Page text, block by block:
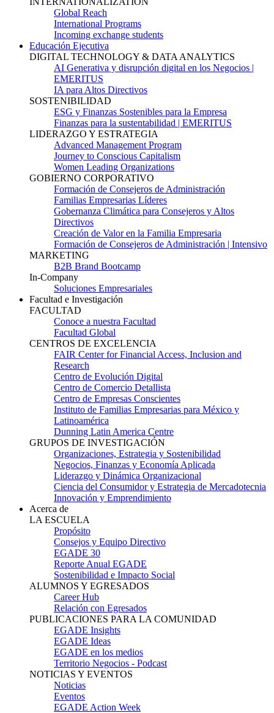
Global Reach
International Programs
Incoming exchange students
Educación Ejecutiva
DIGITAL TECHNOLOGY & DATA ANALYTICS
AI Generativa y disrupción digital en los Negocios |
EMERITUS
IA para Altos Directivos
SOSTENIBILIDAD
ESG y Finanzas Sostenibles para la Empresa
Finanzas para la sustentabilidad | EMERITUS
LIDERAZGO Y ESTRATEGIA
Advanced Management Program
Journey to Conscious Capitalism
Women Leading Organizations
GOBIERNO CORPORATIVO
Formación de Consejeros de Administración
Familias Empresarias Líderes
Gobernanza Climática para Consejeros y Altos
Directivos
Creación de Valor en la Familia Empresaria
Formación de Consejeros de Administración | Intensivo
MARKETING
B2B Brand Bootcamp
In-Company
Soluciones Empresariales
Facultad e Investigación
FACULTAD
Conoce a nuestra Facultad
Facultad Global
CENTROS DE EXCELENCIA
FAIR Center for Financial Access, Inclusion and
Research
Centro de Evolución Digital
Centro de Comercio Detallista
Centro de Empresas Conscientes
Instituto de Familias Empresarias para México y
Latinoamérica
Dunning Latin America Centre
GRUPOS DE INVESTIGACIÓN
Organizaciones, Estrategia y Sostenibilidad
Negocios, Finanzas y Economía Aplicada
Liderazgo y Dinámica Organizacional
Ciencia del Consumidor y Estrategia de Mercadotecnia
Innovación y Emprendimiento
Acerca de
LA ESCUELA
Propósito
Consejos y Equipo Directivo
EGADE 30
Reporte Anual EGADE
Sostenibilidad e Impacto Social
ALUMNOS Y EGRESADOS
Career Hub
Relación con Egresados
PUBLICACIONES PARA LA COMUNIDAD
EGADE Insights
EGADE Ideas
EGADE en los medios
Territorio Negocios - Podcast
NOTICIAS Y EVENTOS
Noticias
Eventos
EGADE Action Week